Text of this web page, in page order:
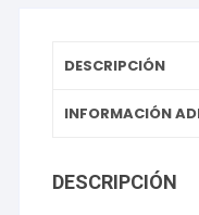
DESCRIPCIÓN
INFORMACIÓN
DESCRIPCIÓN